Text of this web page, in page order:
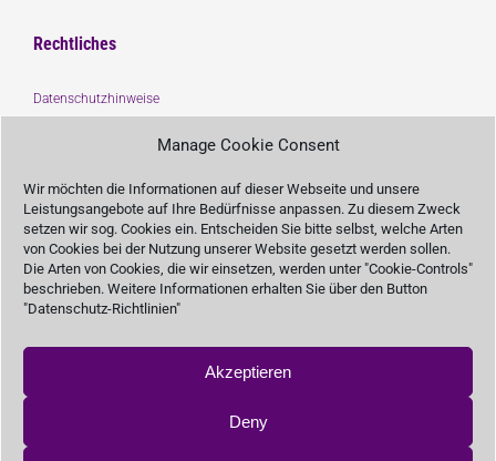
Manage Cookie Consent
Wir möchten die Informationen auf dieser Webseite und unsere
Leistungsangebote auf Ihre Bedürfnisse anpassen. Zu diesem Zweck
setzen wir sog. Cookies ein. Entscheiden Sie bitte selbst, welche Arten
von Cookies bei der Nutzung unserer Website gesetzt werden sollen.
Die Arten von Cookies, die wir einsetzen, werden unter "Cookie-Controls"
beschrieben. Weitere Informationen erhalten Sie über den Button
"Datenschutz-Richtlinien"
Akzeptieren
Deny
Rechtliches
Datenschutzhinweise
Träger :
Unterstützen Sie uns